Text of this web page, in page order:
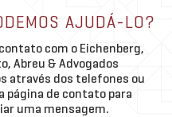
AJUDÁ-LO?
com o Eichenberg,
Abreu & Advogados
através dos telefones ou
página de contato para
uma mensagem.